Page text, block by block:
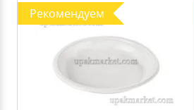
Рекомендуем